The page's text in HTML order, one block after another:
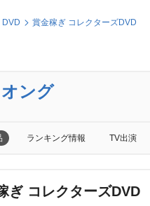
DVD 賞金稼ぎ コレクターズDVD
ング
ランキング情報 TV出演
ぎ コレクターズDVD